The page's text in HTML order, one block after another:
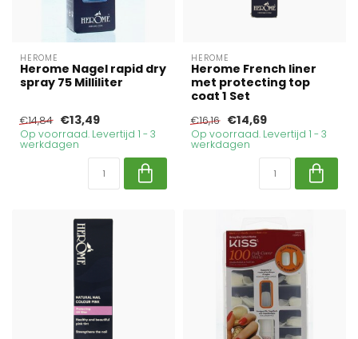
HEROME
Herome Nagel rapid dry
spray 75 Milliliter
€14,84 €13,49
Op voorraad. Levertijd 1 - 3
werkdagen
HEROME
Herome French liner
met protecting top
coat 1 Set
€16,16 €14,69
Op voorraad. Levertijd 1 - 3
werkdagen